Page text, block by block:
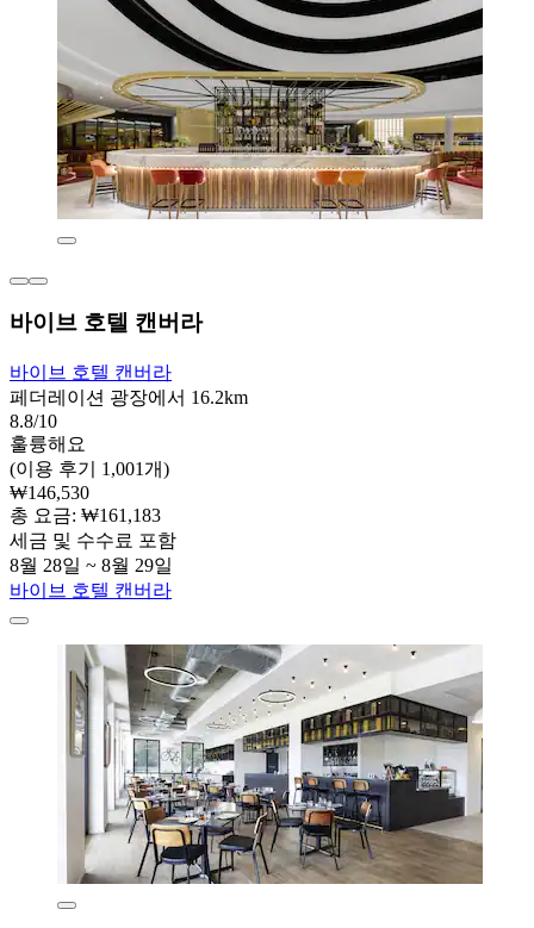
바이브 호텔 캔버라
바이브 호텔 캔버라
페더레이션 광장에서 16.2km
8.8/10
훌륭해요
(이용 후기 1,001개)
₩146,530
총 요금: ₩161,183
세금 및 수수료 포함
8월 28일 ~ 8월 29일
바이브 호텔 캔버라